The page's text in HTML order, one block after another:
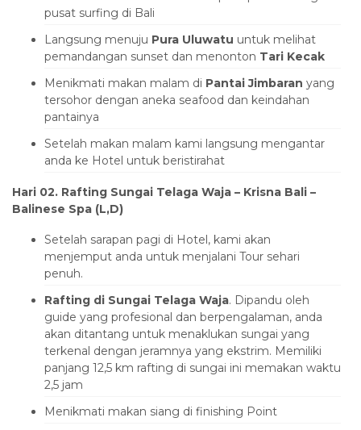
pusat surfing di Bali
Langsung menuju Pura Uluwatu untuk melihat
pemandangan sunset dan menonton Tari Kecak
Menikmati makan malam di Pantai Jimbaran yang
tersohor dengan aneka seafood dan keindahan
pantainya
Setelah makan malam kami langsung mengantar
anda ke Hotel untuk beristirahat
Hari 02. Rafting Sungai Telaga Waja – Krisna Bali –
Balinese Spa (L,D)
Setelah sarapan pagi di Hotel, kami akan
menjemput anda untuk menjalani Tour sehari
penuh.
Rafting di Sungai Telaga Waja. Dipandu oleh
guide yang profesional dan berpengalaman, anda
akan ditantang untuk menaklukan sungai yang
terkenal dengan jeramnya yang ekstrim. Memiliki
panjang 12,5 km rafting di sungai ini memakan waktu
2,5 jam
Menikmati makan siang di finishing Point